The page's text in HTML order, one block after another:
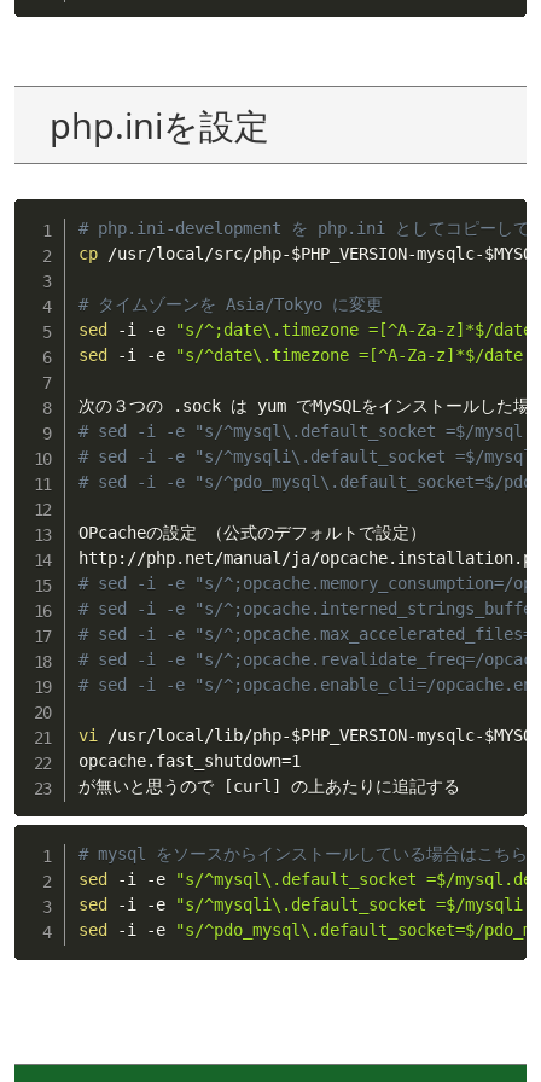
php.iniを設定
# php.ini-development を php.ini としてコピーして
cp /usr/local/src/php-$PHP_VERSION-mysqlc-
# タイムゾーンを Asia/Tokyo に変更
sed
-i -e
"s/^;date\.timezone =[^A-Za-z]*$/
sed
-i -e "s/^date\.timezone =[^A-Za-z]*$/
# sed -i -e "s/^mysql\.default_socket =$/
# sed -i -e "s/^mysqli\.default_socket =$/
# sed -i -e "s/^pdo_mysql\.default_socket=$/
OPcacheの設定 （公式のデフォルトで設定）
# sed -i -e "s/^;opcache.memory_consumption=/
# sed -i -e "s/
# sed -i -e "s/^;opcache.max_accelerated_files=/
# sed -i -e "s/^;opcache.revalidate_freq=/
# sed -i -e "s/^;opcache.enable_cli=/
vi /usr/local/lib/php-$PHP_VERSION-mysqlc-
opcache.fast_shutdown=1
が無いと思うので
[curl ] の上あたりに追記する
# mysql をソースからインストールしている場合はこちら
sed
-i -e
"s/^mysql\.default_socket =$/
sed
-i -e
"s/^mysqli\.default_socket =$/
sed
-i -e "s/^pdo_mysql\.default_socket=$/